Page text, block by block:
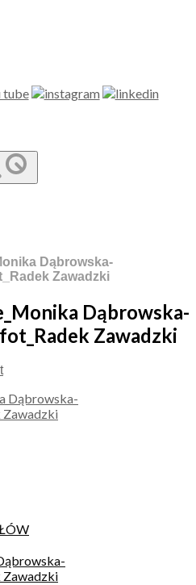
Dąbrowska-
Zawadzki
Dąbrowska-
Zawadzki
Zawadzki